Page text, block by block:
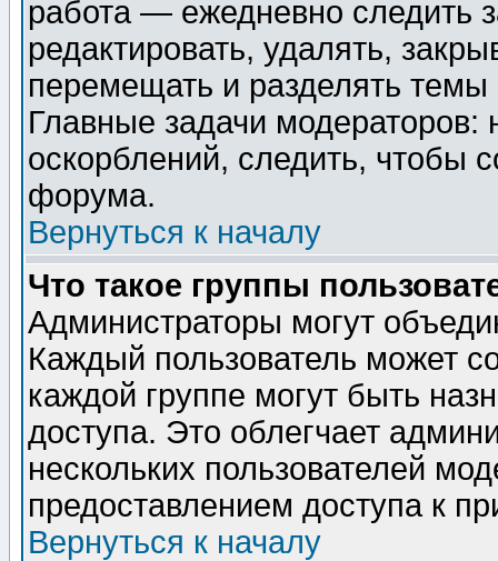
работа — ежедневно следить
редактировать, удалять,
перемещать и разделять
Главные задачи
оскорблений, следить, чтобы
форума.
Вернуться к началу
Что такое группы
Администраторы могут
Каждый пользователь может
каждой группе могут быть
доступа. Это облегчает
нескольких пользователей
предоставлением доступа к
Вернуться к началу